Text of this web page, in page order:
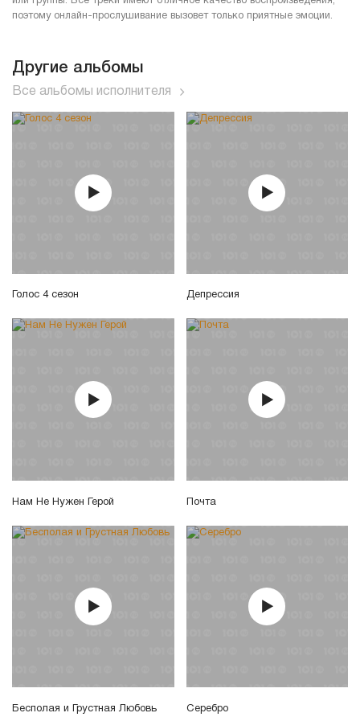
поэтому онлайн-прослушивание вызовет только приятные эмоции.
Другие альбомы
Все альбомы исполнителя
Голос 4 сезон Депрессия
Нам Не Нужен Герой Почта
Бесполая и Грустная Любовь Серебро